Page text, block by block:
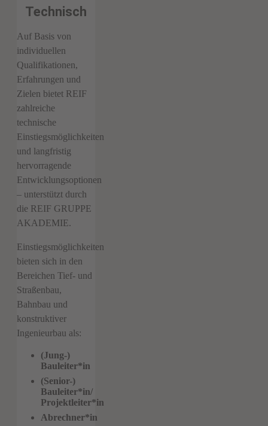
Technisch
Auf Basis von
individuellen
Qualifikationen,
Erfahrungen und
Zielen bietet REIF
zahlreiche
technische
Einstiegsmöglichkeiten
und langfristig
hervorragende
Entwicklungsoptionen
– unterstützt durch
die REIF GRUPPE
AKADEMIE.
Einstiegsmöglichkeiten
bieten sich in den
Bereichen Tief- und
Straßenbau,
Bahnbau und
konstruktiver
Ingenieurbau als:
(Jung-)
Bauleiter*in
(Senior-)
Bauleiter*in/
Projektleiter*in
Abrechner*in